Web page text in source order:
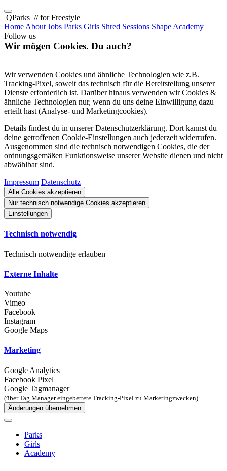
QParks // for Freestyle
Home About Jobs Parks Girls Shred Sessions Shape Academy
Follow us
Wir mögen Cookies. Du auch?
Wir verwenden Cookies und ähnliche Technologien wie z.B.
Tracking-Pixel, soweit das technisch für die Bereitstellung unserer
Dienste erforderlich ist. Darüber hinaus verwenden wir Cookies &
ähnliche Technologien nur, wenn du uns deine Einwilligung dazu
erteilt hast (Analyse- und Marketingcookies).
Details findest du in unserer Datenschutzerklärung. Dort kannst du
deine getroffenen Cookie-Einstellungen auch jederzeit widerrufen.
Ausgenommen sind die technisch notwendigen Cookies, die der
ordnungsgemäßen Funktionsweise unserer Website dienen und nicht
abwählbar sind.
Impressum Datenschutz
Alle Cookies akzeptieren
Nur technisch notwendige Cookies akzeptieren
Einstellungen
Technisch notwendig
Technisch notwendige erlauben
Externe Inhalte
Youtube
Vimeo
Facebook
Instagram
Google Maps
Marketing
Google Analytics
Facebook Pixel
Google Tagmanager
(über Tag Manager eingebettete Tracking-Pixel zu Marketingzwecken)
Änderungen übernehmen
Parks
Girls
Academy